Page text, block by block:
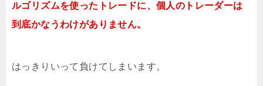
ルゴリズムを使ったトレードに、個人のトレーダーは
到底かなうわけがありません。
はっきりいって負けてしまいます。